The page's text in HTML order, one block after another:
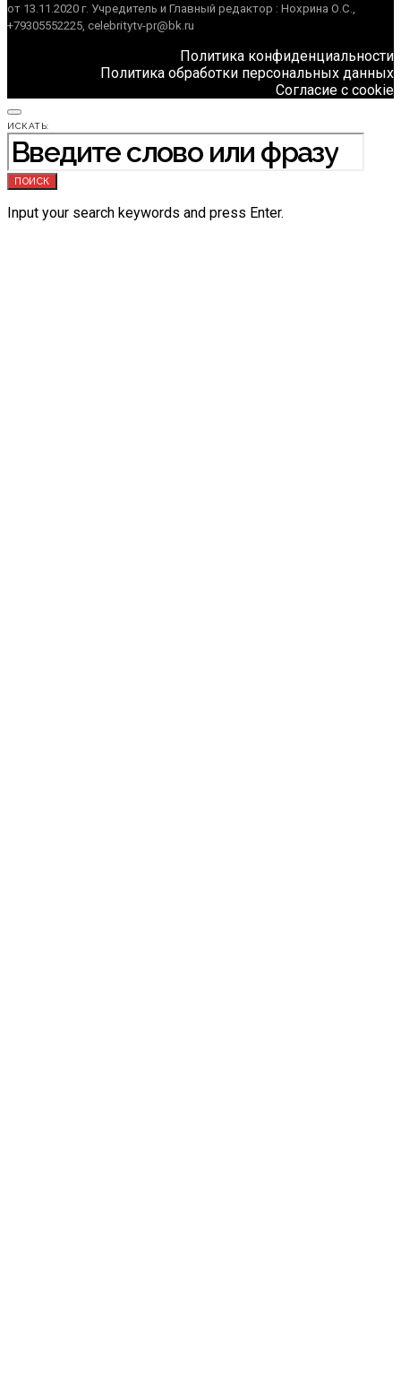
от 13.11.2020 г. Учредитель и Главный редактор : Нохрина О.С.,
+79305552225, celebritytv-pr@bk.ru
Политика конфиденциальности
Политика обработки персональных данных
Согласие с cookie
ИСКАТЬ:
ПОИСК
Input your search keywords and press Enter.